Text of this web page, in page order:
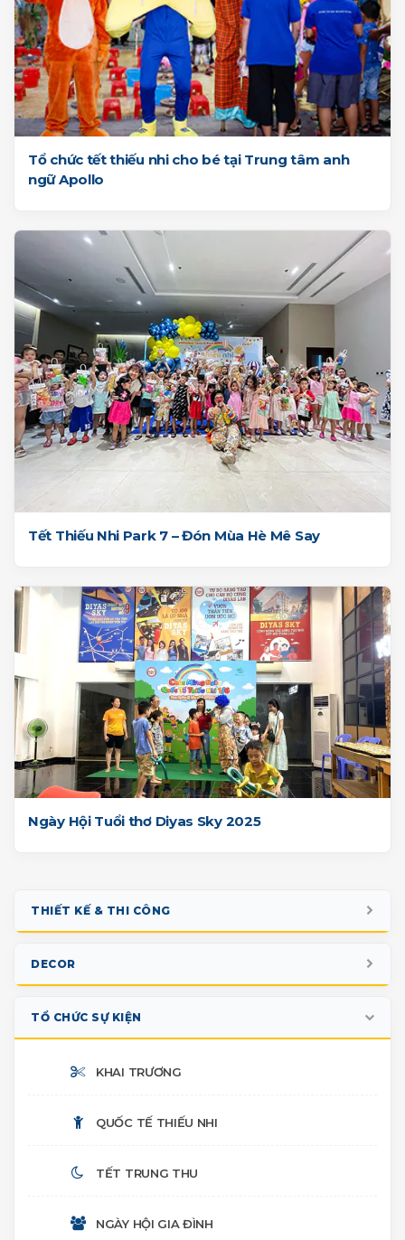
Tổ chức tết thiếu nhi cho bé tại Trung tâm anh
ngữ Apollo
Tết Thiếu Nhi Park 7 – Đón Mùa Hè Mê Say
Ngày Hội Tuổi thơ Diyas Sky 2025
THIẾT KẾ & THI CÔNG
BOOTH SỰ KIỆN
SÂN KHẤU
NHIỀU HẠNG MỤC
DECOR
NOEL
TẾT CỔ TRUYỀN
HALLOWEEN
TIỂU CẢNH TRUNG THU
SINH NHẬT
TỔ CHỨC SỰ KIỆN
KHAI TRƯƠNG
QUỐC TẾ THIẾU NHI
TẾT TRUNG THU
NGÀY HỘI GIA ĐÌNH